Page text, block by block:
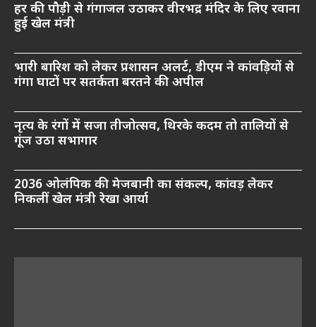
हर की पौड़ी से गंगाजल उठाकर वीरभद्र मंदिर के लिए रवाना
हुई खेल मंत्री
भारी बारिश को लेकर प्रशासन अलर्ट, डीएम ने कांवड़ियों से
गंगा घाटों पर सतर्कता बरतने की अपील
नृत्य के रंगों में सजा तीजोत्सव, थिरके कदम तो तालियों से
गूंज उठा सभागार
2036 ओलंपिक की मेजबानी का संकल्प, कांवड़ लेकर
निकलीं खेल मंत्री रेखा आर्या